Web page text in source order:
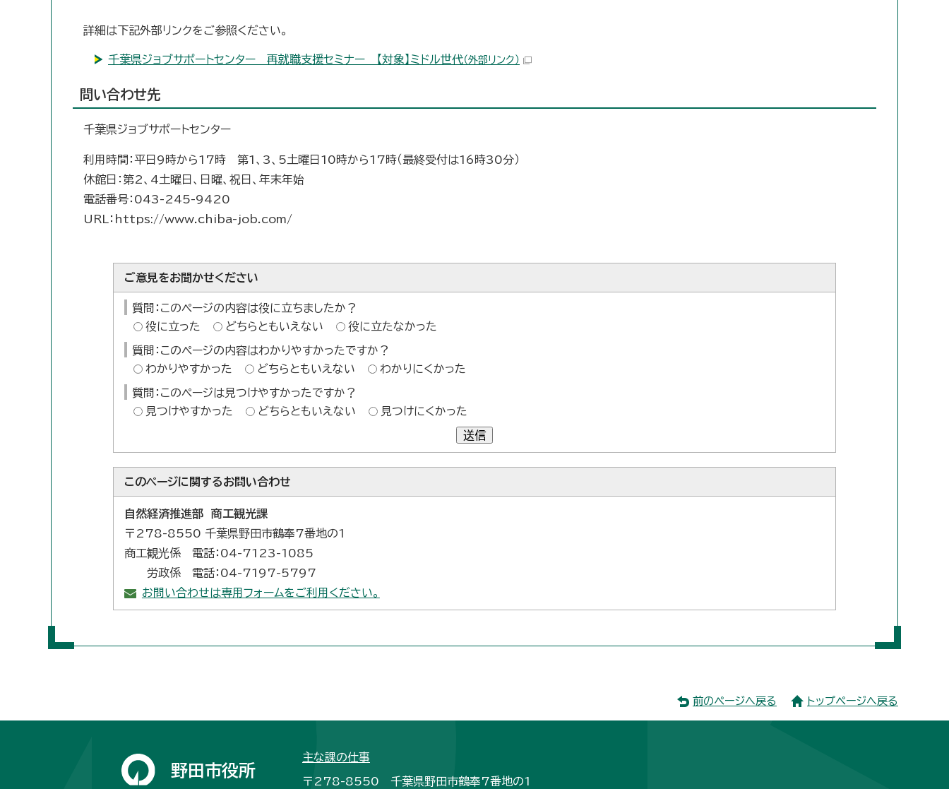
詳細は下記外部リンクをご参照ください。
千葉県ジョブサポートセンター 再就職支援セミナー 【対象】ミドル世代（外部リンク）
問い合わせ先
千葉県ジョブサポートセンター
利用時間：平日9時から17時 第1、3、5土曜日10時から17時（最終受付は16時30分）
休館日：第2、4土曜日、日曜、祝日、年末年始
電話番号：043-245-9420
URL：https://www.chiba-job.com/
ご意見をお聞かせください
質問：このページの内容は役に立ちましたか？
役に立った
どちらともいえない 役に立たなかった
質問：このページの内容はわかりやすかったですか？
わかりやすかった
どちらともいえない わかりにくかった
質問：このページは見つけやすかったですか？
見つけやすかった
どちらともいえない 見つけにくかった
送信
このページに関するお問い合わせ
自然経済推進部 商工観光課
〒278-8550 千葉県野田市鶴奉7番地の1
商工観光係 電話：04-7123-1085
労政係 電話：04-7197-5797
お問い合わせは専用フォームをご利用ください。
前のページへ戻る トップページへ戻る
野田市役所
主な課の仕事
〒278-8550 千葉県野田市鶴奉7番地の1